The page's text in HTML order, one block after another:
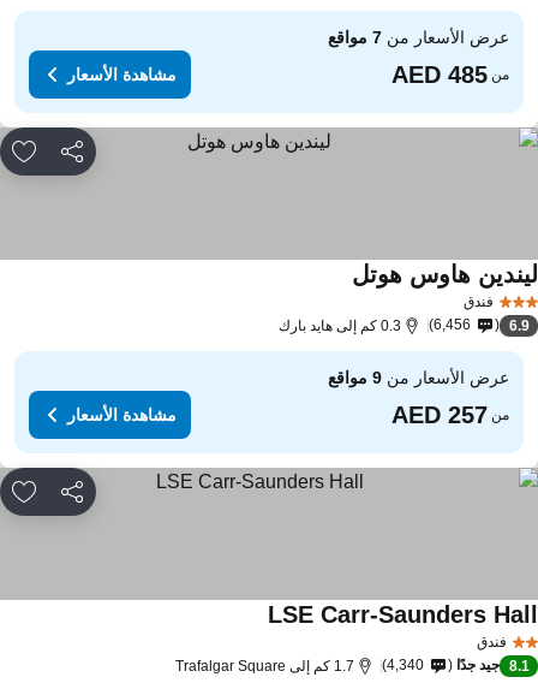
عرض الأسعار من7 مواقع
من مشاهدة الأسعار
مشاركة
فندق
هاوس هوتلمشاهدة الأسعار
6.9
6,456 0.3 كم إلى هايد بارك
عرض الأسعار من9 مواقع
من مشاهدة الأسعار
مشاركة
فندق
LSE Carr-Saundersمشاهدة الأسعار
8.1 جيد جدًا 4,340 1.7 كم إلى Trafalgar Square